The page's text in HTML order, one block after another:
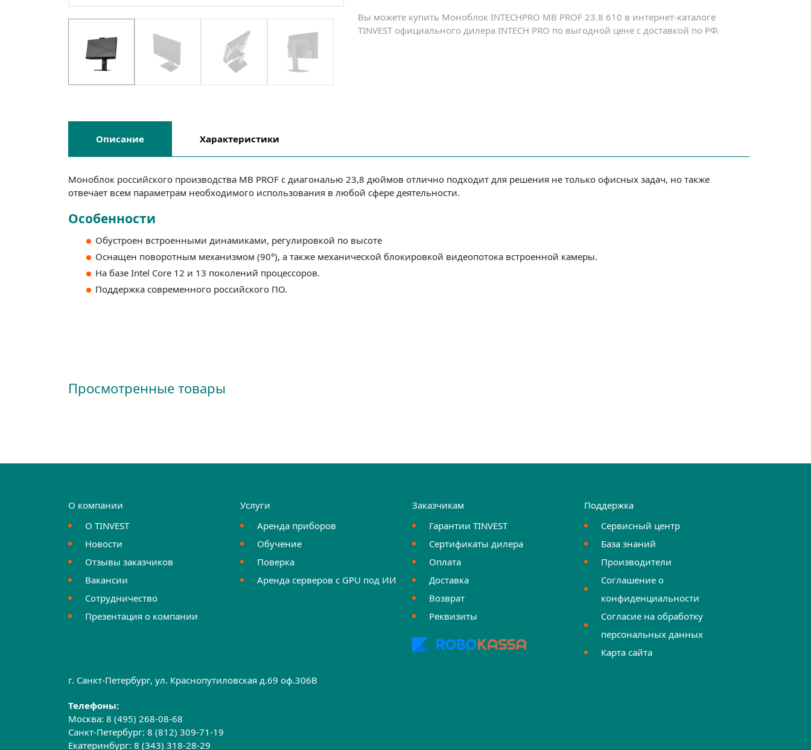
Вы можете купить Моноблок INTECHPRO MB PROF 23.8 610 в интернет-каталоге
TINVEST официального дилера INTECH PRO по выгодной цене с доставкой по РФ.
Описание Характеристики
Моноблок российского производства MB PROF с диагональю 23,8 дюймов отлично подходит для решения не только офисных задач, но также
отвечает всем параметрам необходимого использования в любой сфере деятельности.
Особенности
Обустроен встроенными динамиками, регулировкой по высоте
Оснащен поворотным механизмом (90°), а также механической блокировкой видеопотока встроенной камеры.
На базе Intel Core 12 и 13 поколений процессоров.
Поддержка современного российского ПО.
Просмотренные товары
О компании
О TINVEST
Новости
Отзывы заказчиков
Вакансии
Сотрудничество
Презентация о компании
Услуги
Аренда приборов
Обучение
Поверка
Аренда серверов с GPU под ИИ
Заказчикам
Гарантии TINVEST
Сертификаты дилера
Оплата
Доставка
Возврат
Реквизиты
Поддержка
Сервисный центр
База знаний
Производители
Соглашение о
конфиденциальности
Согласие на обработку
персональных данных
Карта сайта
г. Санкт-Петербург, ул. Краснопутиловская д.69 оф.306B
Телефоны:
Москва:8 (495) 268-08-68
Санкт-Петербург:8 (812) 309-71-19
Екатеринбург:8 (343) 318-28-29